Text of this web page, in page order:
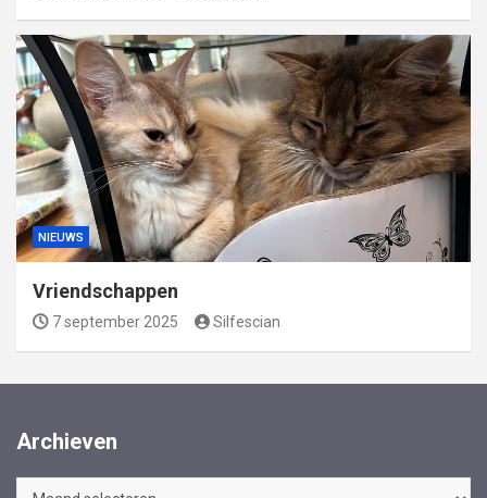
NIEUWS
Vriendschappen
7 september 2025 Silfescian
Archieven
Archieven